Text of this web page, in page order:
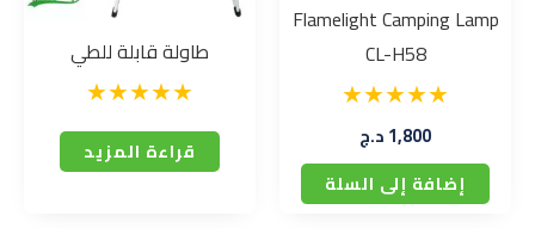
Flamelight Camping Lamp
CL-H58
1,800د.ج
إضافة إلى السلة
طاولة قابلة للطي
قراءة المزيد